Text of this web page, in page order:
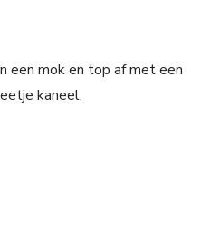
een mok en top af met een
kaneel.